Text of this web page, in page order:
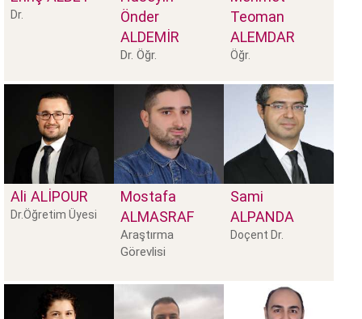
Dr.
Önder
ALDEMİR
Dr. Öğr.
Teoman
ALEMDAR
Öğr.
Ali ALIPOUR
Dr.Öğretim Üyesi
Mostafa
ALMASRAF
Araştırma
Görevlisi
Sami
ALPANDA
Doçent Dr.